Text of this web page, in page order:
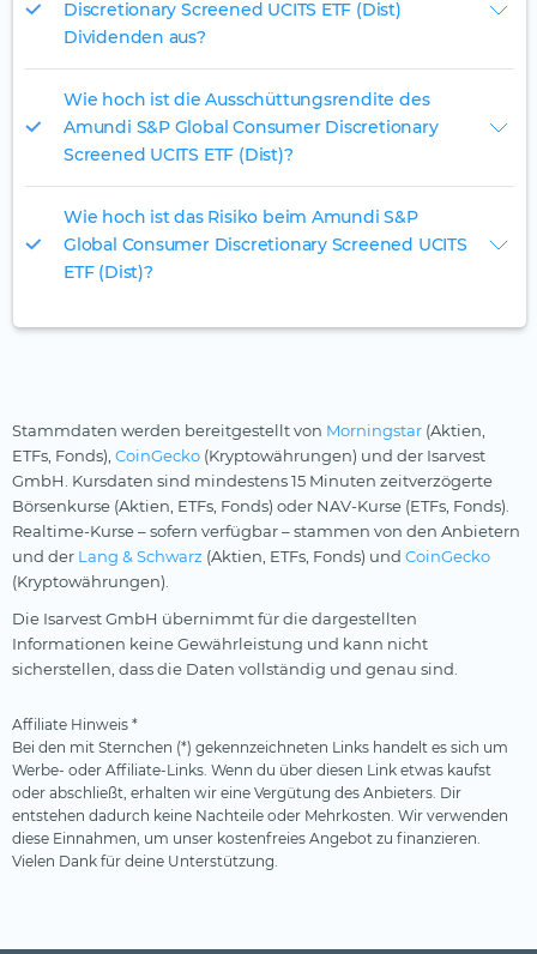
Discretionary Screened UCITS ETF (Dist)
Dividenden aus?
Wie hoch ist die Ausschüttungsrendite des
Amundi S&P Global Consumer Discretionary
Screened UCITS ETF (Dist)?
Wie hoch ist das Risiko beim Amundi S&P
Global Consumer Discretionary Screened UCITS
ETF (Dist)?
Stammdaten werden bereitgestellt von Morningstar (Aktien,
ETFs, Fonds), CoinGecko (Kryptowährungen) und der Isarvest
GmbH. Kursdaten sind mindestens 15 Minuten zeitverzögerte
Börsenkurse (Aktien, ETFs, Fonds) oder NAV-Kurse (ETFs, Fonds).
Realtime-Kurse – sofern verfügbar – stammen von den Anbietern
und der Lang & Schwarz (Aktien, ETFs, Fonds) und CoinGecko
(Kryptowährungen).
Die Isarvest GmbH übernimmt für die dargestellten
Informationen keine Gewährleistung und kann nicht
sicherstellen, dass die Daten vollständig und genau sind.
Affiliate Hinweis *
Bei den mit Sternchen (*) gekennzeichneten Links handelt es sich um
Werbe- oder Affiliate-Links. Wenn du über diesen Link etwas kaufst
oder abschließt, erhalten wir eine Vergütung des Anbieters. Dir
entstehen dadurch keine Nachteile oder Mehrkosten. Wir verwenden
diese Einnahmen, um unser kostenfreies Angebot zu finanzieren.
Vielen Dank für deine Unterstützung.